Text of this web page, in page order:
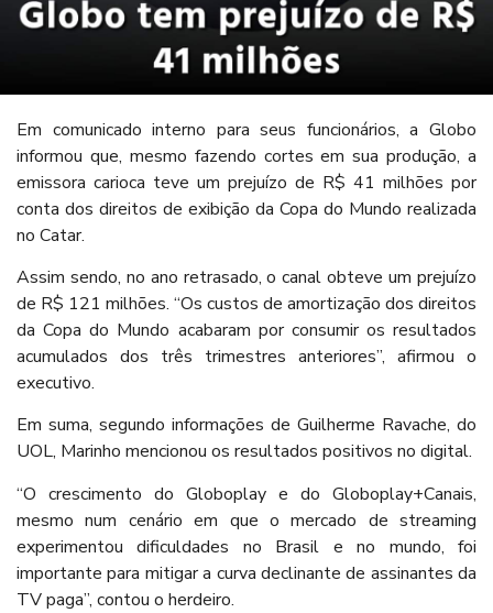
Em comunicado interno para seus funcionários, a Globo
informou que, mesmo fazendo cortes em sua produção, a
emissora carioca teve um prejuízo de R$ 41 milhões por
conta dos direitos de exibição da Copa do Mundo realizada
no Catar.
Assim sendo, no ano retrasado, o canal obteve um prejuízo
de R$ 121 milhões. “Os custos de amortização dos direitos
da Copa do Mundo acabaram por consumir os resultados
acumulados dos três trimestres anteriores”, afirmou o
executivo.
Em suma, segundo informações de Guilherme Ravache, do
UOL, Marinho mencionou os resultados positivos no digital.
“O crescimento do Globoplay e do Globoplay+Canais,
mesmo num cenário em que o mercado de streaming
experimentou dificuldades no Brasil e no mundo, foi
importante para mitigar a curva declinante de assinantes da
TV paga”, contou o herdeiro.